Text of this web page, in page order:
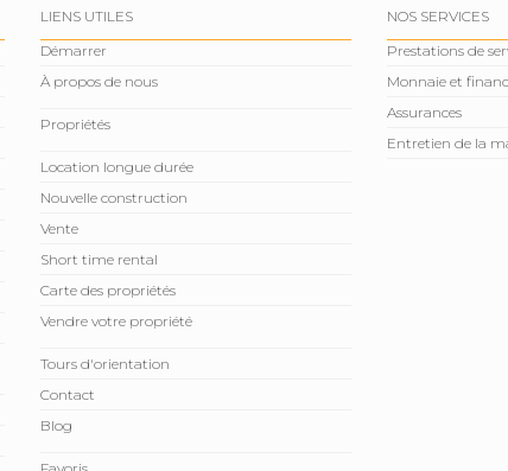
LIENS UTILES
Démarrer
À propos de nous
Propriétés
Location longue durée
Nouvelle construction
Vente
Short time rental
Carte des propriétés
Vendre votre propriété
Tours d'orientation
Contact
Blog
NOS SERVICES
Prestations de
Monnaie et
Assurances
Entretien de la